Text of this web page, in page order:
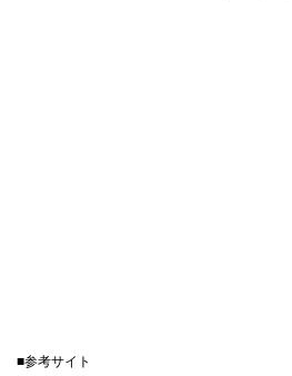
■参考サイト